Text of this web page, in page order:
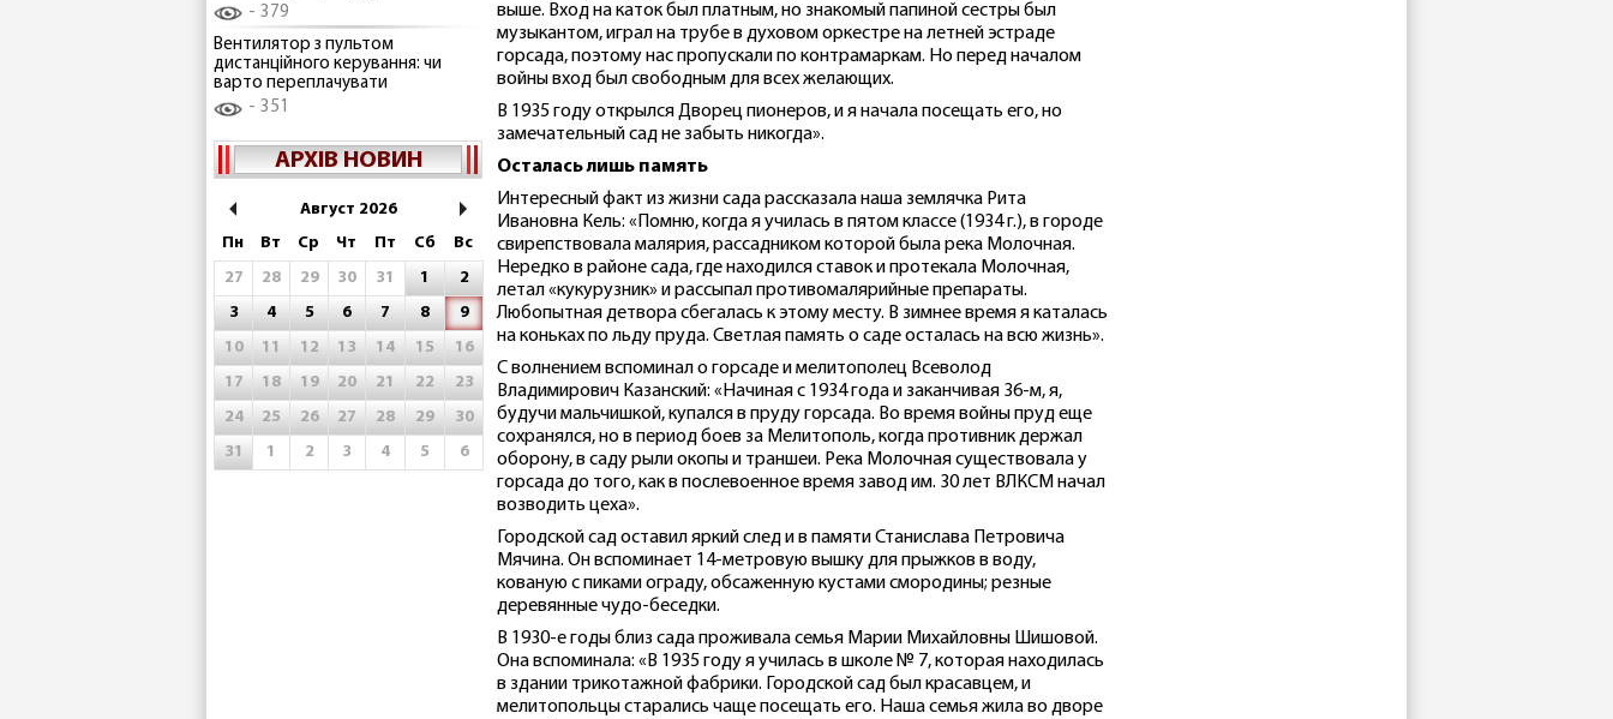
379
Вентилятор з пультом
дистанційного керування: чи
варто переплачувати
351
АРХІВ НОВИН
Август 2026
Пн
Вт Ср Чт Пт Сб
Вс
27
28 29 30 31 1
2
3
4 5 6 7 8
9
10
11 12 13 14 15
16
17
18 19 20 21 22
23
24
25 26 27 28 29
30
31
1 2 3 4 5 6
выше. Вход на каток был платным, но знакомый папиной сестры был
музыкантом, играл на трубе в духовом оркестре на летней эстраде
горсада, поэтому нас пропускали по контрамаркам. Но перед началом
войны вход был свободным для всех желающих.
В 1935 году открылся Дворец пионеров, и я начала посещать его, но
замечательный сад не забыть никогда».
Осталась лишь память
Интересный факт из жизни сада рассказала наша землячка Рита
Ивановна Кель: «Помню, когда я училась в пятом классе (1934 г.), в городе
свирепствовала малярия, рассадником которой была река Молочная.
Нередко в районе сада, где находился ставок и протекала Молочная,
летал «кукурузник» и рассыпал противомалярийные препараты.
Любопытная детвора сбегалась к этому месту. В зимнее время я каталась
на коньках по льду пруда. Светлая память о саде осталась на всю жизнь».
С волнением вспоминал о горсаде и мелитополец Всеволод
Владимирович Казанский: «Начиная с 1934 года и заканчивая 36-м, я,
будучи мальчишкой, купался в пруду горсада. Во время войны пруд еще
сохранялся, но в период боев за Мелитополь, когда противник держал
оборону, в саду рыли окопы и траншеи. Река Молочная существовала у
горсада до того, как в послевоенное время завод им. 30 лет ВЛКСМ начал
возводить цеха».
Городской сад оставил яркий след и в памяти Станислава Петровича
Мячина. Он вспоминает 14-метровую вышку для прыжков в воду,
кованую с пиками ограду, обсаженную кустами смородины; резные
деревянные чудо-беседки.
В 1930-е годы близ сада проживала семья Марии Михайловны Шишовой.
Она вспоминала: «В 1935 году я училась в школе № 7, которая находилась
в здании трикотажной фабрики. Городской сад был красавцем, и
мелитопольцы старались чаще посещать его. Наша семья жила во дворе